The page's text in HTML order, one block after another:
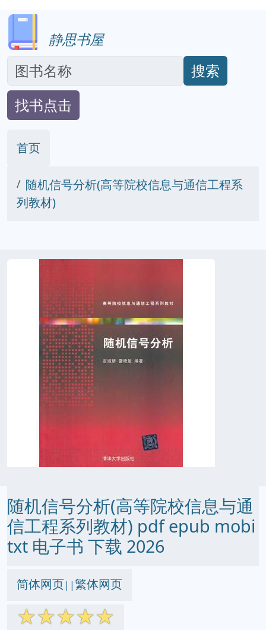
静思书屋
搜索
找书点击
首页
随机信号分析(高等院校信息与通信工程系
列教材)
随机信号分析(高等院校信息与通
信工程系列教材) pdf epub mobi
txt 电子书 下载 2026
简体网页||繁体网页
☆☆☆☆☆